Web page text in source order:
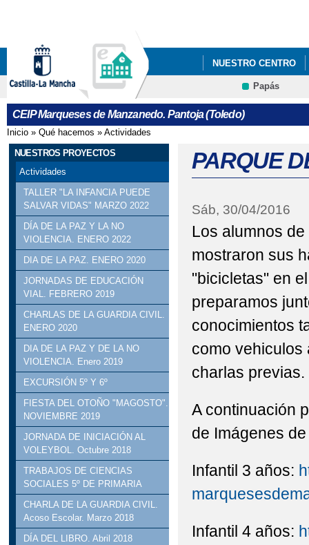
NUESTRO CENTRO
NUESTROS
Papás
CEIP Marqueses de Manzanedo. Pantoja (Toledo)
Se encuentra usted aquí
Inicio » Qué hacemos » Actividades
NUESTROS PROYECTOS
Actividades
TALLER "LA INFANCIA PUEDE
SALVAR VIDAS" MARZO 2022
DÍA DE LA PAZ Y LA NO
VIOLENCIA. ENERO 2022
DIA DE LA PAZ. ENERO 2020
JORNADAS DE EDUCACIÓN
VIAL. FEBRERO 2019
CHARLAS DE LA GUARDIA CIVIL.
ENERO 2020
DIA DE LA PAZ Y DE LA NO
VIOLENCIA. Enero 2019
EXCURSIÓN 5º Y 6º
FIESTA DEL OTOÑO "MAGOSTO".
NOVIEMBRE 2019
JORNADA DE INICIACIÓN AL
VOLEYBOL. Octubre 2018
TRABAJOS DE CIENCIAS
SOCIALES 5º DE PRIMARIA
CHARLA DE LA GUARDIA CIVIL.
Acoso Escolar. Marzo 2018
DÍA DEL LIBRO. Abril 2018
PARQUE
Sáb, 30/04/2016
Los alumnos
mostraron sus
"bicicletas" en
preparamos
conocimientos
como vehiculos
charlas previas.
A continuación
de Imágenes
Infantil 3 años:
Infantil 4 años: